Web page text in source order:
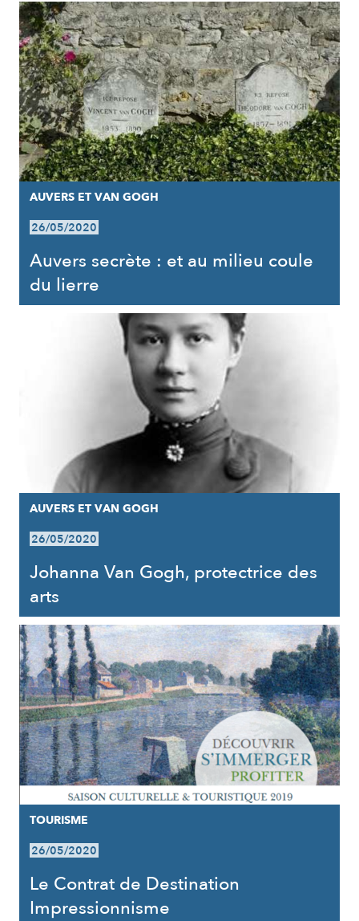
RÉSULTATS
AUVERS ET VAN GOGH
26/05/2020
Auvers secrète : et au milieu coule
du lierre
AUVERS ET VAN GOGH
26/05/2020
Johanna Van Gogh, protectrice des
arts
TOURISME
26/05/2020
Le Contrat de Destination
Impressionnisme